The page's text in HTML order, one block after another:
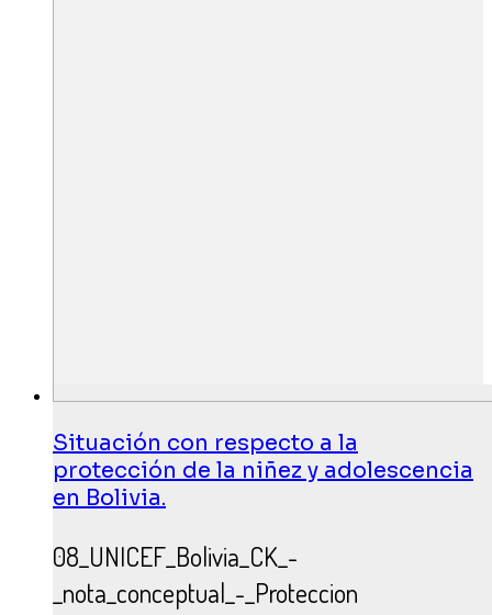
Situación con respecto a la
protección de la niñez y adolescencia
en Bolivia.
08_UNICEF_Bolivia_CK_-
_nota_conceptual_-_Proteccion